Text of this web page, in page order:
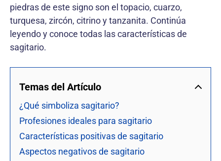
piedras de este signo son el topacio, cuarzo,
turquesa, zircón, citrino y tanzanita. Continúa
leyendo y conoce todas las características de
sagitario.
Temas del Artículo
¿Qué simboliza sagitario?
Profesiones ideales para sagitario
Características positivas de sagitario
Aspectos negativos de sagitario